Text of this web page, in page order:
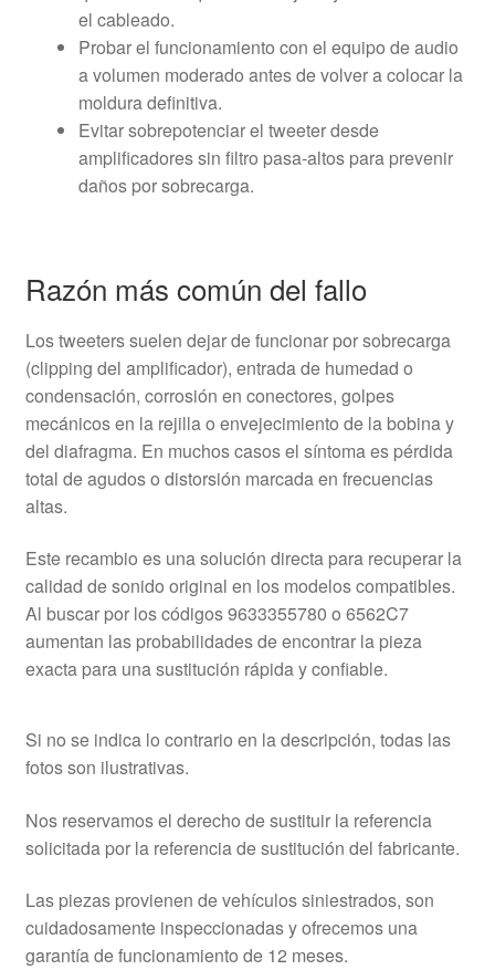
el cableado.
Probar el funcionamiento con el equipo de audio
a volumen moderado antes de volver a colocar la
moldura definitiva.
Evitar sobrepotenciar el tweeter desde
amplificadores sin filtro pasa-altos para prevenir
daños por sobrecarga.
Razón más común del fallo
Los tweeters suelen dejar de funcionar por sobrecarga
(clipping del amplificador), entrada de humedad o
condensación, corrosión en conectores, golpes
mecánicos en la rejilla o envejecimiento de la bobina y
del diafragma. En muchos casos el síntoma es pérdida
total de agudos o distorsión marcada en frecuencias
altas.
Este recambio es una solución directa para recuperar la
calidad de sonido original en los modelos compatibles.
Al buscar por los códigos 9633355780 o 6562C7
aumentan las probabilidades de encontrar la pieza
exacta para una sustitución rápida y confiable.
Si no se indica lo contrario en la descripción, todas las
fotos son ilustrativas.
Nos reservamos el derecho de sustituir la referencia
solicitada por la referencia de sustitución del fabricante.
Las piezas provienen de vehículos siniestrados, son
cuidadosamente inspeccionadas y ofrecemos una
garantía de funcionamiento de 12 meses.